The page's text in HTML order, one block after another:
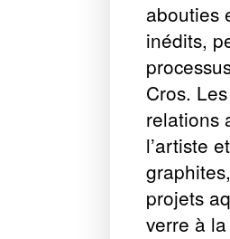
abouties
inédits,
Cros.
relations
l’artiste
projets
verre à